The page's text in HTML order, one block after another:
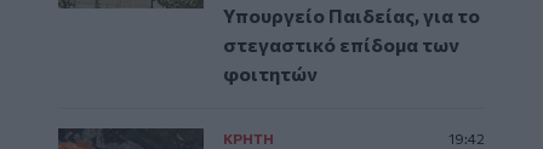
Υπουργείο Παιδείας, για το
στεγαστικό επίδομα των
φοιτητών
ΚΡΗΤΗ 19:42